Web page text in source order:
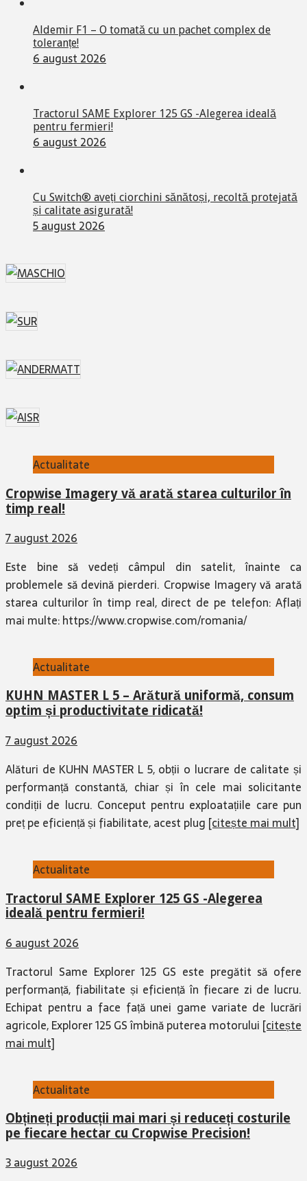
Aldemir F1 – O tomată cu un pachet complex de
toleranțe!
6 august 2026
Tractorul SAME Explorer 125 GS -Alegerea ideală
pentru fermieri!
6 august 2026
Cu Switch® aveți ciorchini sănătoși, recoltă protejată
și calitate asigurată!
5 august 2026
Actualitate
Cropwise Imagery vă arată starea culturilor în
timp real!
7 august 2026
Este bine să vedeți câmpul din satelit, înainte ca
problemele să devină pierderi. Cropwise Imagery vă arată
starea culturilor în timp real, direct de pe telefon: Aflați
mai multe: https://www.cropwise.com/romania/
Actualitate
KUHN MASTER L 5 – Arătură uniformă, consum
optim și productivitate ridicată!
7 august 2026
Alături de KUHN MASTER L 5, obții o lucrare de calitate și
performanță constantă, chiar și în cele mai solicitante
condiții de lucru. Conceput pentru exploatațiile care pun
preț pe eficiență și fiabilitate, acest plug [citește mai mult]
Actualitate
Tractorul SAME Explorer 125 GS -Alegerea
ideală pentru fermieri!
6 august 2026
Tractorul Same Explorer 125 GS este pregătit să ofere
performanță, fiabilitate și eficiență în fiecare zi de lucru.
Echipat pentru a face față unei game variate de lucrări
agricole, Explorer 125 GS îmbină puterea motorului [citește
mai mult]
Actualitate
Obțineți producții mai mari și reduceți costurile
pe fiecare hectar cu Cropwise Precision!
3 august 2026